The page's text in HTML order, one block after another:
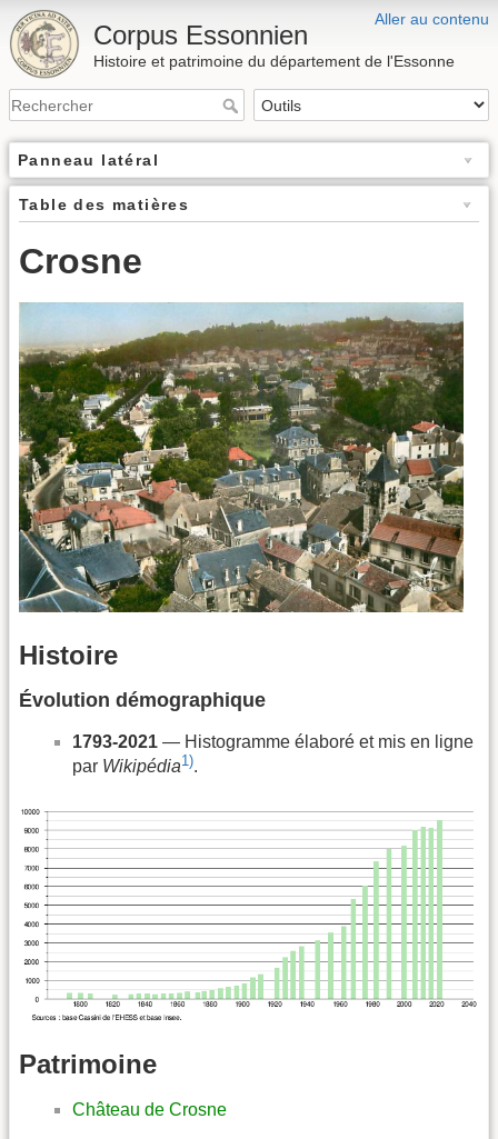
Aller au contenu
Corpus Essonnien
Histoire et patrimoine du département de l'Essonne
Panneau latéral
Table des matières
Crosne
Histoire
Évolution démographique
1793-2021 — Histogramme élaboré et mis en ligne
par Wikipédia1).
Patrimoine
Château de Crosne